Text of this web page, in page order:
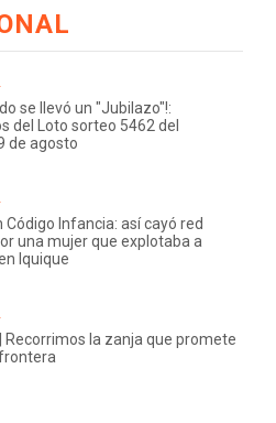
se llevó un "Jubilazo"!:
del Loto sorteo 5462 del
de agosto
Código Infancia: así cayó red
una mujer que explotaba a
Iquique
Recorrimos la zanja que promete